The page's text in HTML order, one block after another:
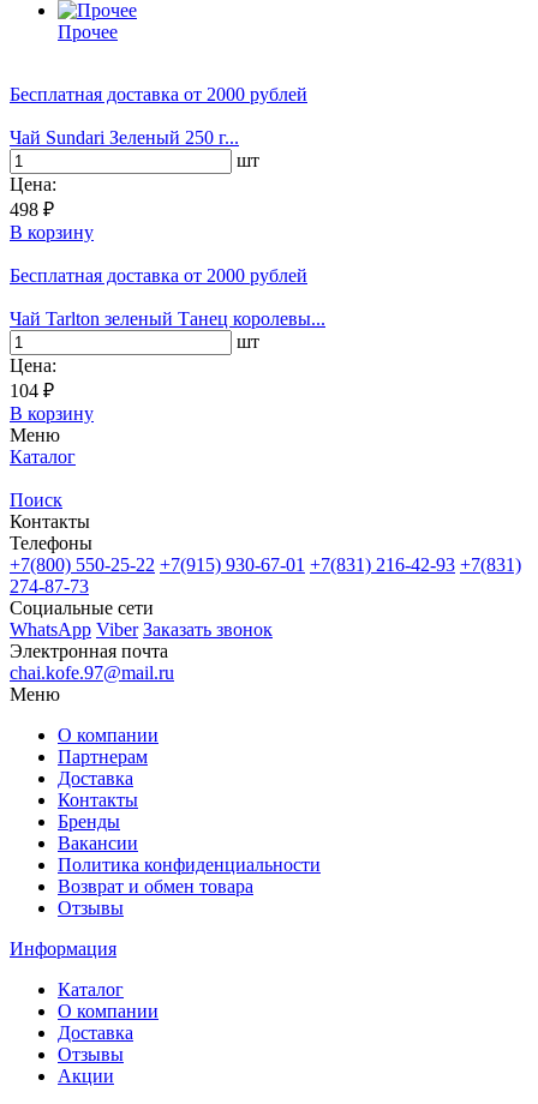
Прочее
Бесплатная доставка от 2000 рублей
Чай Sundari Зеленый 250 г...
шт
Цена:
498 ₽
В корзину
Бесплатная доставка от 2000 рублей
Чай Tarlton зеленый Танец королевы...
шт
Цена:
104 ₽
В корзину
Меню
Каталог
Поиск
Контакты
Телефоны
+7(800) 550-25-22 +7(915) 930-67-01 +7(831) 216-42-93 +7(831)
274-87-73
Социальные сети
WhatsApp Viber Заказать звонок
Электронная почта
chai.kofe.97@mail.ru
Меню
О компании
Партнерам
Доставка
Контакты
Бренды
Вакансии
Политика конфиденциальности
Возврат и обмен товара
Отзывы
Информация
Каталог
О компании
Доставка
Отзывы
Акции